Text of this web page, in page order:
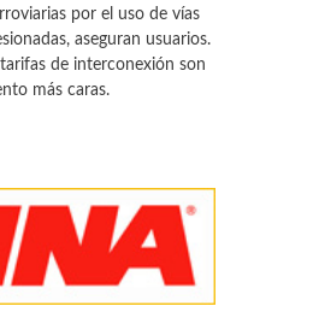
por el uso de vías
aseguran usuarios.
de interconexión son
más caras.
de vehículos pesados en
en abril su mejor ciclo de
en 2021, y si se compara
incrementos por